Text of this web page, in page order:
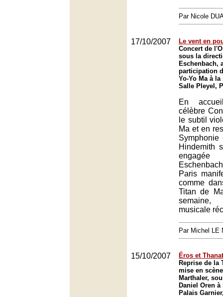
Par Nicole
17/10/2007
Le vent en
Concert de
sous la
Eschenbach,
participation
Yo-Yo Ma à
Salle Pleyel,
En
célèbre
le subtil
Ma et en
Hindemith
engagée
Paris
comme
Titan de
musicale
Par Michel LE
15/10/2007
Éros et
Reprise de la
mise en
Marthaler,
Daniel Oren
Palais